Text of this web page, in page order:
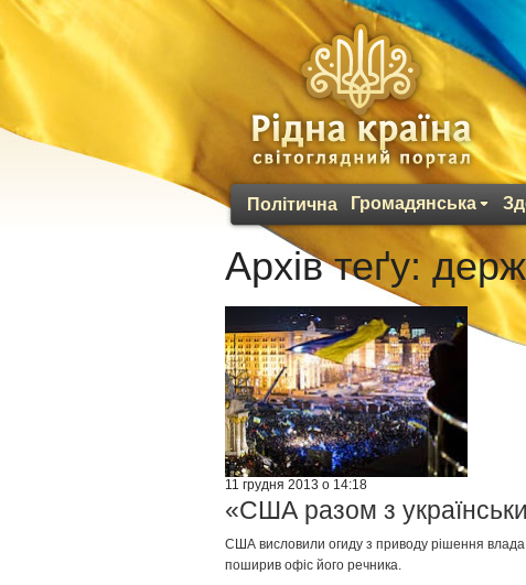
Політична Громадянська
Архів теґу:
11 грудня 2013 о 14:18
«США разом з
США висловили огиду з приводу рішення влада
поширив офіс його речника.